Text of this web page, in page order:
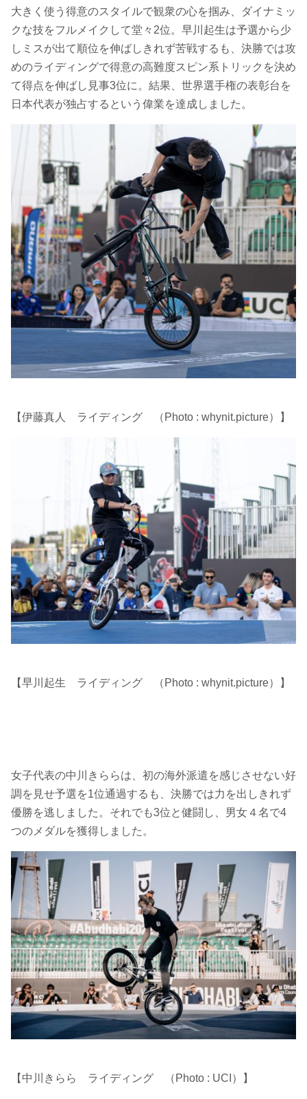
大きく使う得意のスタイルで観衆の心を掴み、ダイナミッ
クな技をフルメイクして堂々2位。早川起生は予選から少
しミスが出て順位を伸ばしきれず苦戦するも、決勝では攻
めのライディングで得意の高難度スピン系トリックを決め
て得点を伸ばし見事3位に。結果、世界選手権の表彰台を
日本代表が独占するという偉業を達成しました。
【伊藤真人 ライディング （Photo : whynit.picture）】
【早川起生 ライディング （Photo : whynit.picture）】
女子代表の中川きららは、初の海外派遣を感じさせない好
調を見せ予選を1位通過するも、決勝では力を出しきれず
優勝を逃しました。それでも3位と健闘し、男女４名で4
つのメダルを獲得しました。
【中川きらら ライディング （Photo : UCI）】